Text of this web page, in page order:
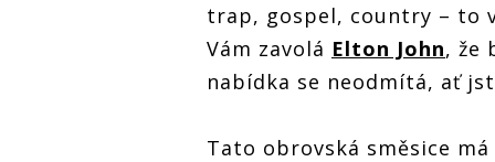
trap, gospel, country – to
Vám zavolá Elton John, že
nabídka se neodmítá, ať
Tato obrovská směsice